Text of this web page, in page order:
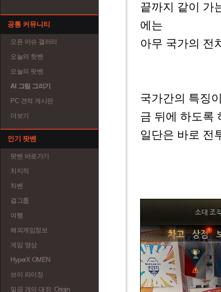
공통 커뮤니티
오픈 이슈 갤러리
오늘의 핫벤
오늘의 팟벤
AI 그림 그리기
PC 견적 게시판
더보기
인기 팟벤
팟벤 바로가기
치지직
차벤
걸그룹
여행
해외게임정보
게임 영상
HyperX OMEN
브이 라이징
일곱 개의 대죄: Origin
끝까지 같이 가
에는
아무 국가의 전
국가간의 특징
금 뒤에 하도록
일단은 바로 전